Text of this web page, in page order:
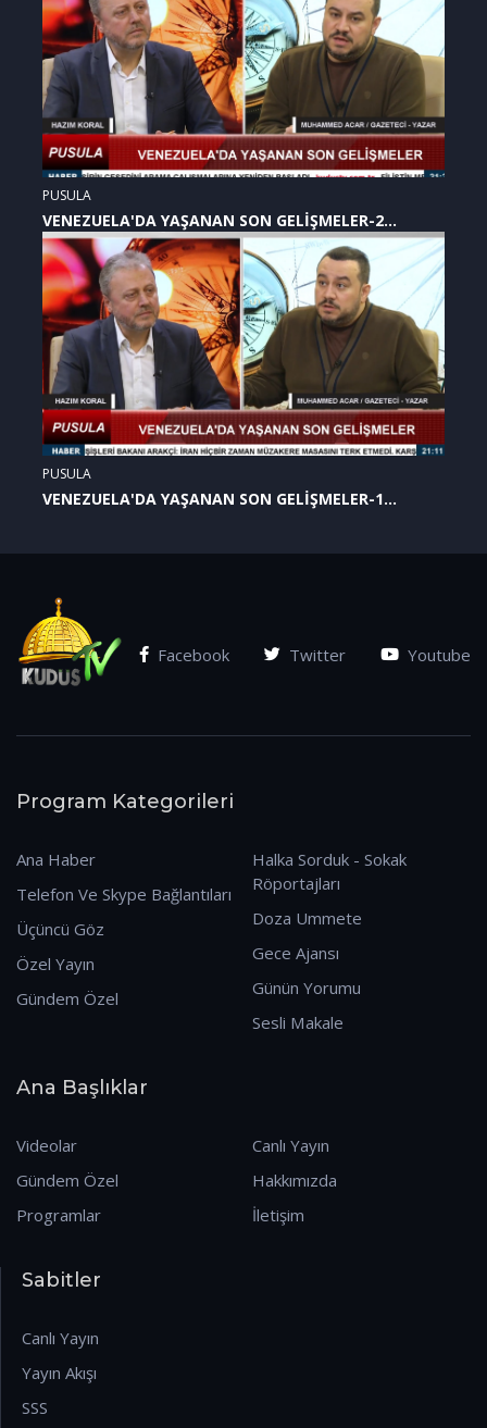
PUSULA
VENEZUELA'DA YAŞANAN SON GELİŞMELER-2
(07.01.2026)
PUSULA
VENEZUELA'DA YAŞANAN SON GELİŞMELER-1
Facebook Twitter Youtube
Program Kategorileri
Ana Haber
Telefon Ve Skype Bağlantıları
Üçüncü Göz
Özel Yayın
Gündem Özel
Halka Sorduk - Sokak
Röportajları
Doza Ummete
Gece Ajansı
Günün Yorumu
Sesli Makale
Ana Başlıklar
Videolar
Gündem Özel
Programlar
Canlı Yayın
Hakkımızda
İletişim
Sabitler
Canlı Yayın
Yayın Akışı
SSS